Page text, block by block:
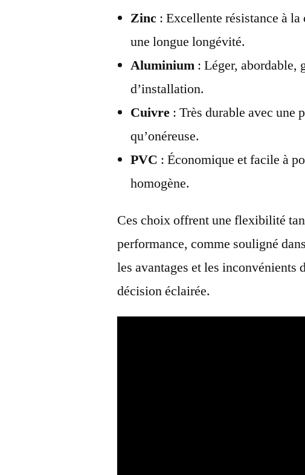
Zinc : Excellente résistance à
une longue longévité.
Aluminium : Léger, abordable,
d’installation.
Cuivre : Très durable avec une
qu’onéreuse.
PVC : Économique et facile à
homogène.
Ces choix offrent une flexibilité
performance, comme souligné
les avantages et les inconvénients
décision éclairée.